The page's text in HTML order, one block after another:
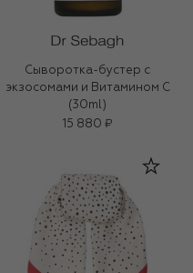
Сыворотка-бустер с
экзосомами и Витамином С
(30ml)
15 880 ₽